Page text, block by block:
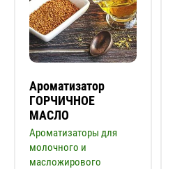
Ароматизатор
ГОРЧИЧНОЕ
МАСЛО
Ароматизаторы для
молочного и
масложирового